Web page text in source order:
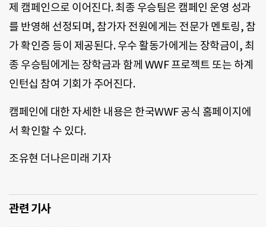
제 캠페인으로 이어진다. 최종 우승팀은 캠페인 운영 성과
를 반영해 선정되며, 참가자 전원에게는 전문가 멘토링, 참
가 확인증 등이 제공된다. 우수 활동가에게는 장학금이, 최
종 우승팀에게는 장학금과 함께 WWF 프로젝트 또는 하계
인턴십 참여 기회가 주어진다.
캠페인에 대한 자세한 내용은 한국WWF 공식 홈페이지에
서 확인할 수 있다.
조유현 더나은미래 기자
관련 기사